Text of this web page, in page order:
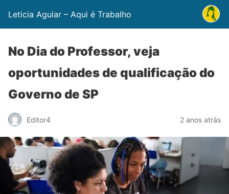
Leticia Aguiar – Aqui é Trabalho
No Dia do Professor, veja
oportunidades de qualificação do
Governo de SP
Editor4 2 anos atrás